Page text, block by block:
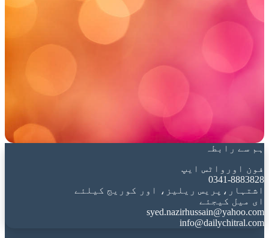
ہم سے رابطہ
فون اورواٹس ایپ
0341-8883828
اشتہار،پریس ریلیز، اور کوریج کیلئے
ای میل کیجئے
syed.nazirhussain@yahoo.com
info@dailychitral.com